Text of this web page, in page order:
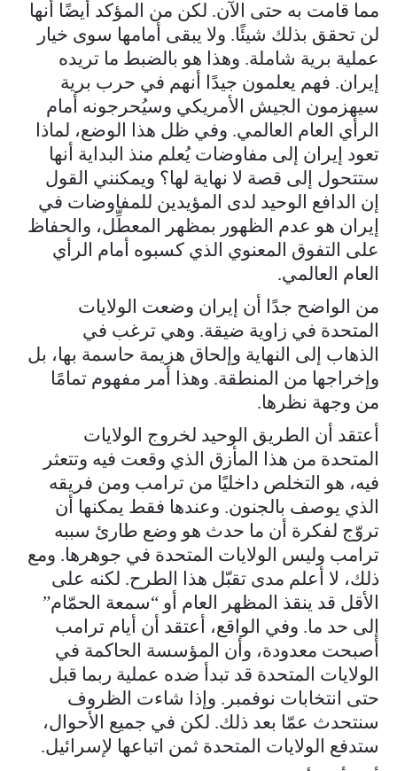
مما قامت به حتى الآن. لكن من المؤكد أيضًا أنها
لن تحقق بذلك شيئًا. ولا يبقى أمامها سوى خيار
عملية برية شاملة. وهذا هو بالضبط ما تريده
إيران. فهم يعلمون جيدًا أنهم في حرب برية
سيهزمون الجيش الأمريكي وسيُحرجونه أمام
الرأي العام العالمي. وفي ظل هذا الوضع، لماذا
تعود إيران إلى مفاوضات يُعلم منذ البداية أنها
ستتحول إلى قصة لا نهاية لها؟ ويمكنني القول
إن الدافع الوحيد لدى المؤيدين للمفاوضات في
إيران هو عدم الظهور بمظهر المعطِّل، والحفاظ
على التفوق المعنوي الذي كسبوه أمام الرأي
العام العالمي.
من الواضح جدًا أن إيران وضعت الولايات
المتحدة في زاوية ضيقة. وهي ترغب في
الذهاب إلى النهاية وإلحاق هزيمة حاسمة بها، بل
وإخراجها من المنطقة. وهذا أمر مفهوم تمامًا
من وجهة نظرها.
أعتقد أن الطريق الوحيد لخروج الولايات
المتحدة من هذا المأزق الذي وقعت فيه وتتعثر
فيه، هو التخلص داخليًا من ترامب ومن فريقه
الذي يوصف بالجنون. وعندها فقط يمكنها أن
تروّج لفكرة أن ما حدث هو وضع طارئ سببه
ترامب وليس الولايات المتحدة في جوهرها. ومع
ذلك، لا أعلم مدى تقبّل هذا الطرح. لكنه على
الأقل قد ينقذ المظهر العام أو “سمعة الحمّام”
إلى حد ما. وفي الواقع، أعتقد أن أيام ترامب
أصبحت معدودة، وأن المؤسسة الحاكمة في
الولايات المتحدة قد تبدأ ضده عملية ربما قبل
حتى انتخابات نوفمبر. وإذا شاءت الظروف
سنتحدث عمّا بعد ذلك. لكن في جميع الأحوال،
ستدفع الولايات المتحدة ثمن اتباعها لإسرائيل.